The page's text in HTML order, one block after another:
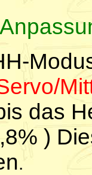
das
)
.